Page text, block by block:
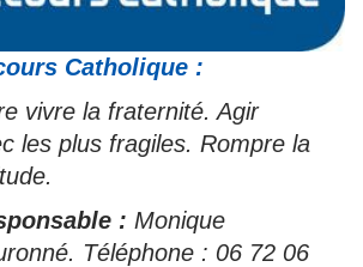
Catholique :
vivre la fraternité. Agir
les plus fragiles. Rompre la
: Monique
Téléphone : 06 72 06